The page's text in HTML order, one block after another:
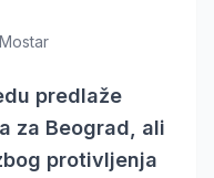
predlaže
za Beograd, ali
protivljenja